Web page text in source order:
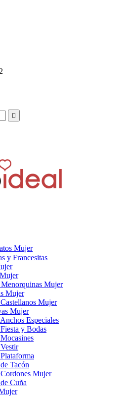

Mujer
y Francesitas
Menorquinas Mujer
Mujer
Mujer
Mujer
Especiales
y Bodas
Tacón
Mujer
Cuña